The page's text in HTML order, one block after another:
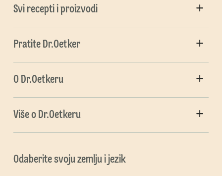
Svi recepti i proizvodi
Pratite Dr.Oetker
O Dr.Oetkeru
Više o Dr.Oetkeru
Odaberite svoju zemlju i jezik